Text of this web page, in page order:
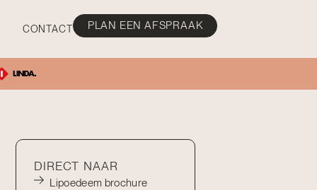
CONTACT PLAN EEN AFSPRAAK
DIRECT NAAR
Lipoedeem brochure